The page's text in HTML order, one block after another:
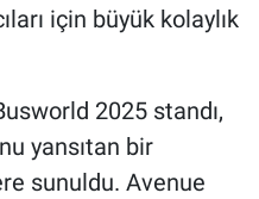
için büyük kolaylık
2025 standı,
yansıtan bir
sunuldu. Avenue